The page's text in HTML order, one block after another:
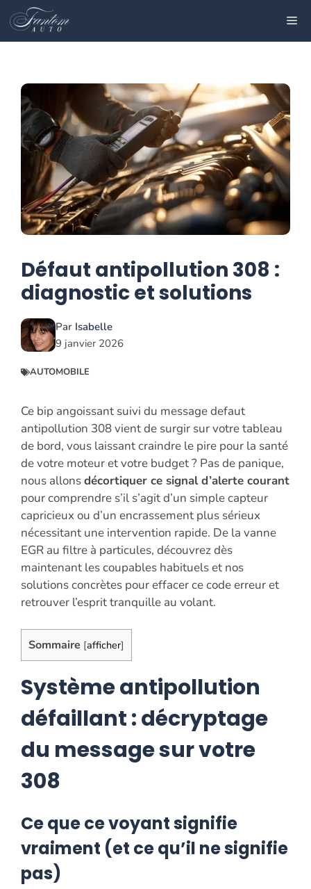
au
contenu
Défaut antipollution 308 :
diagnostic et solutions
Par Isabelle
9 janvier 2026
AUTOMOBILE
Ce bip angoissant suivi du message defaut
antipollution 308 vient de surgir sur votre tableau
de bord, vous laissant craindre le pire pour la santé
de votre moteur et votre budget ? Pas de panique,
nous allonsdécortiquer ce signal d’alerte courant
pour comprendre s’il s’agit d’un simple capteur
capricieux ou d’un encrassement plus sérieux
nécessitant une intervention rapide. De la vanne
EGR au filtre à particules, découvrez dès
maintenant les coupables habituels et nos
solutions concrètes pour effacer ce code erreur et
retrouver l’esprit tranquille au volant.
Sommaire [afficher]
Système antipollution
défaillant : décryptage
du message sur votre
308
Ce que ce voyant signifie
vraiment (et ce qu’il ne signifie
pas)